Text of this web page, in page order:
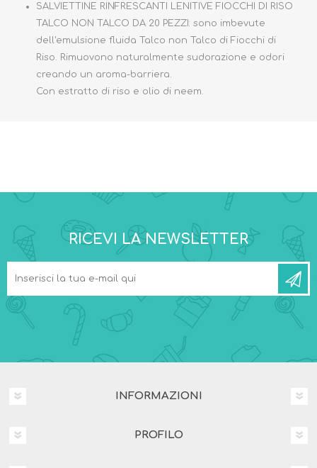
SALVIETTINE RINFRESCANTI LENITIVE FIOCCHI DI RISO
TALCO NON TALCO DA 20 PEZZI: sono imbevute
dell'emulsione fluida Talco non Talco di Fiocchi di
Riso. Rimuovono naturalmente sudorazione e odori
creando un aroma-barriera.
Con estratto di riso e olio di neem.
RICEVI LA NEWSLETTER
INFORMAZIONI
PROFILO